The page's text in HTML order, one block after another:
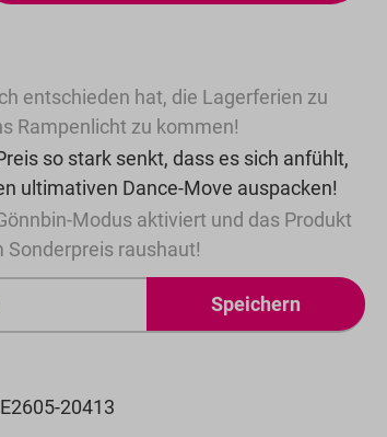
entschieden hat, die Lagerferien zu
Rampenlicht zu kommen!
so stark senkt, dass es sich anfühlt,
ultimativen Dance-Move auspacken!
Modus aktiviert und das Produkt
Sonderpreis raushaut!
Speichern
20413